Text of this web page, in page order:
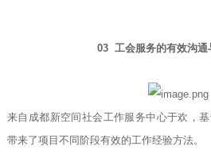
03 工会服务的有效沟通
来自成都新空间社会工作服务中心于欢，
带来了项目不同阶段有效的工作经验方法。